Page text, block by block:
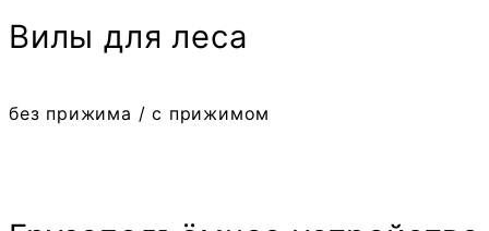
Вилы для леса
без прижима / с прижимом